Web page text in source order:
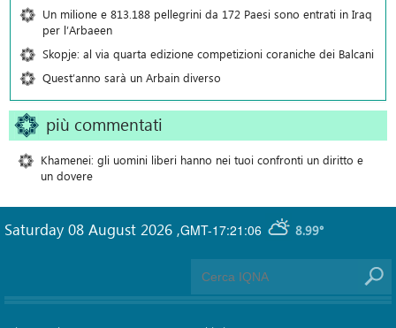
Un milione e 813.188 pellegrini da 172 Paesi sono entrati in Iraq
per l’Arbaeen
Skopje: al via quarta edizione competizioni coraniche dei Balcani
Quest’anno sarà un Arbain diverso
più commentati
Khamenei: gli uomini liberi hanno nei tuoi confronti un diritto e
un dovere
GMT-17:21:06 8.99°
Saturday 08 August 2026 ,